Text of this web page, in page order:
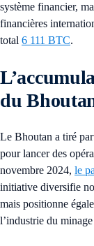
système financier,
financières
total 6 111 BTC.
du
Le Bhoutan a tiré
pour lancer des
novembre 2024, le
initiative diversifie
mais positionne
l’industrie du